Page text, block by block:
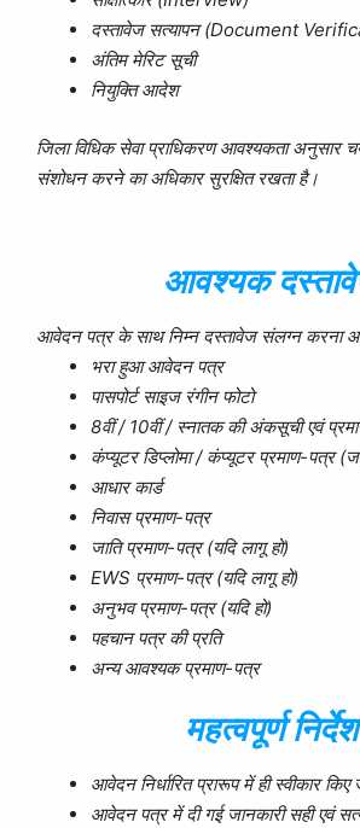
दस्तावेज सत्यापन (Document
अंतिम मेरिट सूची
नियुक्ति आदेश
जिला विधिक सेवा प्राधिकरण आवश्यकता अनुसार
संशोधन करने का अधिकार सुरक्षित रखता है।
आवश्यक
आवेदन पत्र के साथ निम्न दस्तावेज संलग्न करना
भरा हुआ आवेदन पत्र
पासपोर्ट साइज रंगीन फोटो
8वीं / 10वीं / स्नातक की अंकसूची एवं
कंप्यूटर डिप्लोमा / कंप्यूटर प्रमाण-पत्र
आधार कार्ड
निवास प्रमाण-पत्र
जाति प्रमाण-पत्र (यदि लागू हो)
EWS प्रमाण-पत्र (यदि लागू हो)
अनुभव प्रमाण-पत्र (यदि हो)
पहचान पत्र की प्रति
अन्य आवश्यक प्रमाण-पत्र
महत्वपूर्ण निर्देश
आवेदन निर्धारित प्रारूप में ही स्वीकार किए
आवेदन पत्र में दी गई जानकारी सही एवं सत्य